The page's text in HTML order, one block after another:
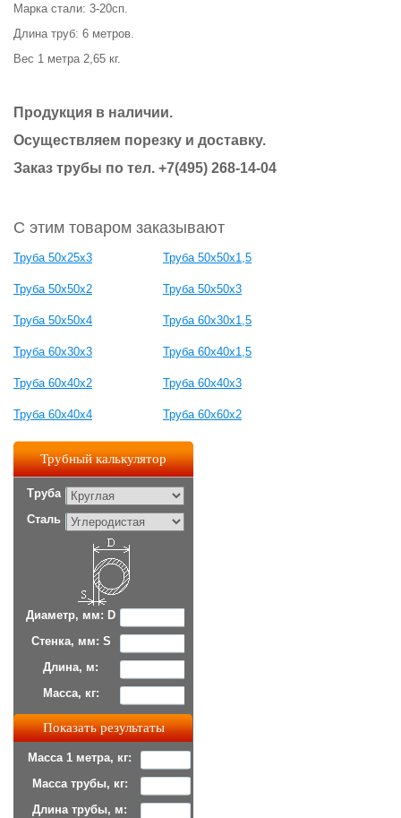
Марка стали: 3-20сп.
Длина труб: 6 метров.
Вес 1 метра 2,65 кг.
Продукция в наличии.
Осуществляем порезку и доставку.
Заказ трубы по тел. +7(495) 268-14-04
С этим товаром заказывают
Труба 50х25х3 Труба 50х50х1,5
Труба 50х50х2 Труба 50х50х3
Труба 50х50х4 Труба 60х30х1,5
Труба 60х30х3 Труба 60х40х1,5
Труба 60х40х2 Труба 60х40х3
Труба 60х40х4 Труба 60х60х2
Трубный калькулятор
Труба
Сталь
Диаметр, мм: D
Стенка, мм: S
Длина, м:
Масса, кг:
Масса 1 метра, кг:
Масса трубы, кг:
Длина трубы, м: